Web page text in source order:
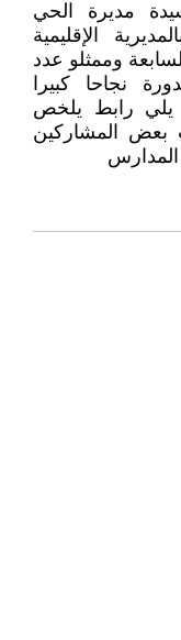
مديرة الحي
الإقليمية
وممثلو عدد
نجاحا كبيرا
يلي رابط يلخص
بعض المشاركين
المدارس